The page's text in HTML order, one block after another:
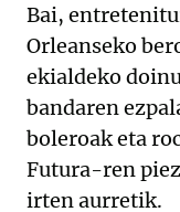
Bai,
Orleanseko
ekialdeko
bandaren
boleroak eta
Futura-ren
irten aurretik.